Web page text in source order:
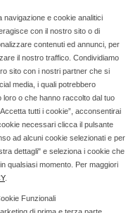
La piattaforma web per i
i diritti riservati.
S.r.l. Largo San
- Tel: 0832.093720 Cell:
04571460759 - Rea: LE-
Stampa del Tribunale
2015.
e cookie analitici
con il nostro sito o di
contenuti ed annunci, per
il nostro traffico. Condividiamo
sito con i nostri partner che si
media, i quali potrebbero
loro o che hanno raccolto dal tuo
tutti i cookie”, acconsentirai
necessari clicca il pulsante
ad alcuni cookie selezionati e per
dettagli" e seleziona i cookie che
qualsiasi momento. Per maggiori
.
Funzionali